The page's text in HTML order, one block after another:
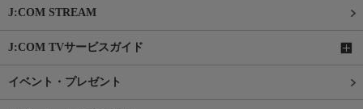
J:COM STREAM
J:COM TVサービスガイド
イベント・プレゼント